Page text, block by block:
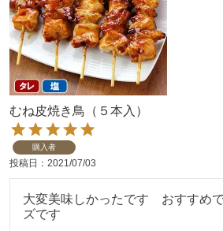
むね皮焼き鳥（５本入）
購入者
投稿日 2021/07/03
大変美味しかったです　おすすめ
ズです